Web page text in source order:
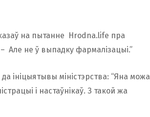
на пытанне Hrodna.life пра
Але не ў выпадку фармалізацыі.”
ініцыятывы міністэрства: “Яна можа
і настаўнікаў. З такой жа